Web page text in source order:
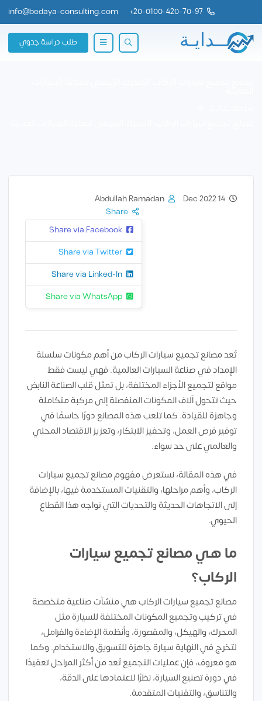
20-0100-420-70-97
+
info@bedaya-consulting.com
طلب دراسة جدوي
14 Dec 2022
Abdullah Ramadan
Share
Share via Facebook
Share via Twitter
Share via Linked-In
Share via WhatsApp
تُعد مصانع تجميع سيارات الركاب من أهم مكونات سلسلة
الإمداد في صناعة السيارات العالمية. فهي ليست فقط
مواقع لتجميع الأجزاء المختلفة، بل تمثل قلب الصناعة النابض
حيث تتحول آلاف المكونات المنفصلة إلى مركبة متكاملة
وجاهزة للقيادة. كما تلعب هذه المصانع دورًا حاسمًا في
توفير فرص العمل، وتحفيز الابتكار، وتعزيز الاقتصاد المحلي
والعالمي على حد سواء.
في هذه المقالة، نستعرض مفهوم مصانع تجميع سيارات
الركاب، وأهم مراحلها، والتقنيات المستخدمة فيها، بالإضافة
إلى الاتجاهات الحديثة والتحديات التي تواجه هذا القطاع
الحيوي.
ما هي مصانع تجميع سيارات
الركاب؟
مصانع تجميع سيارات الركاب هي منشآت صناعية متخصصة
في تركيب وتجميع المكونات المختلفة للسيارة مثل
المحرك، والهيكل، والمقصورة، وأنظمة الإضاءة والفرامل،
لتخرج في النهاية سيارة جاهزة للتسويق والاستخدام. وكما
هو معروف، فإن عمليات التجميع تُعد من أكثر المراحل تعقيدًا
في دورة تصنيع السيارة، نظرًا لاعتمادها على الدقة،
والتناسق، والتقنيات المتقدمة.